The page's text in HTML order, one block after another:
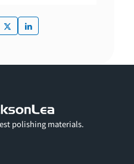
polishing materials.